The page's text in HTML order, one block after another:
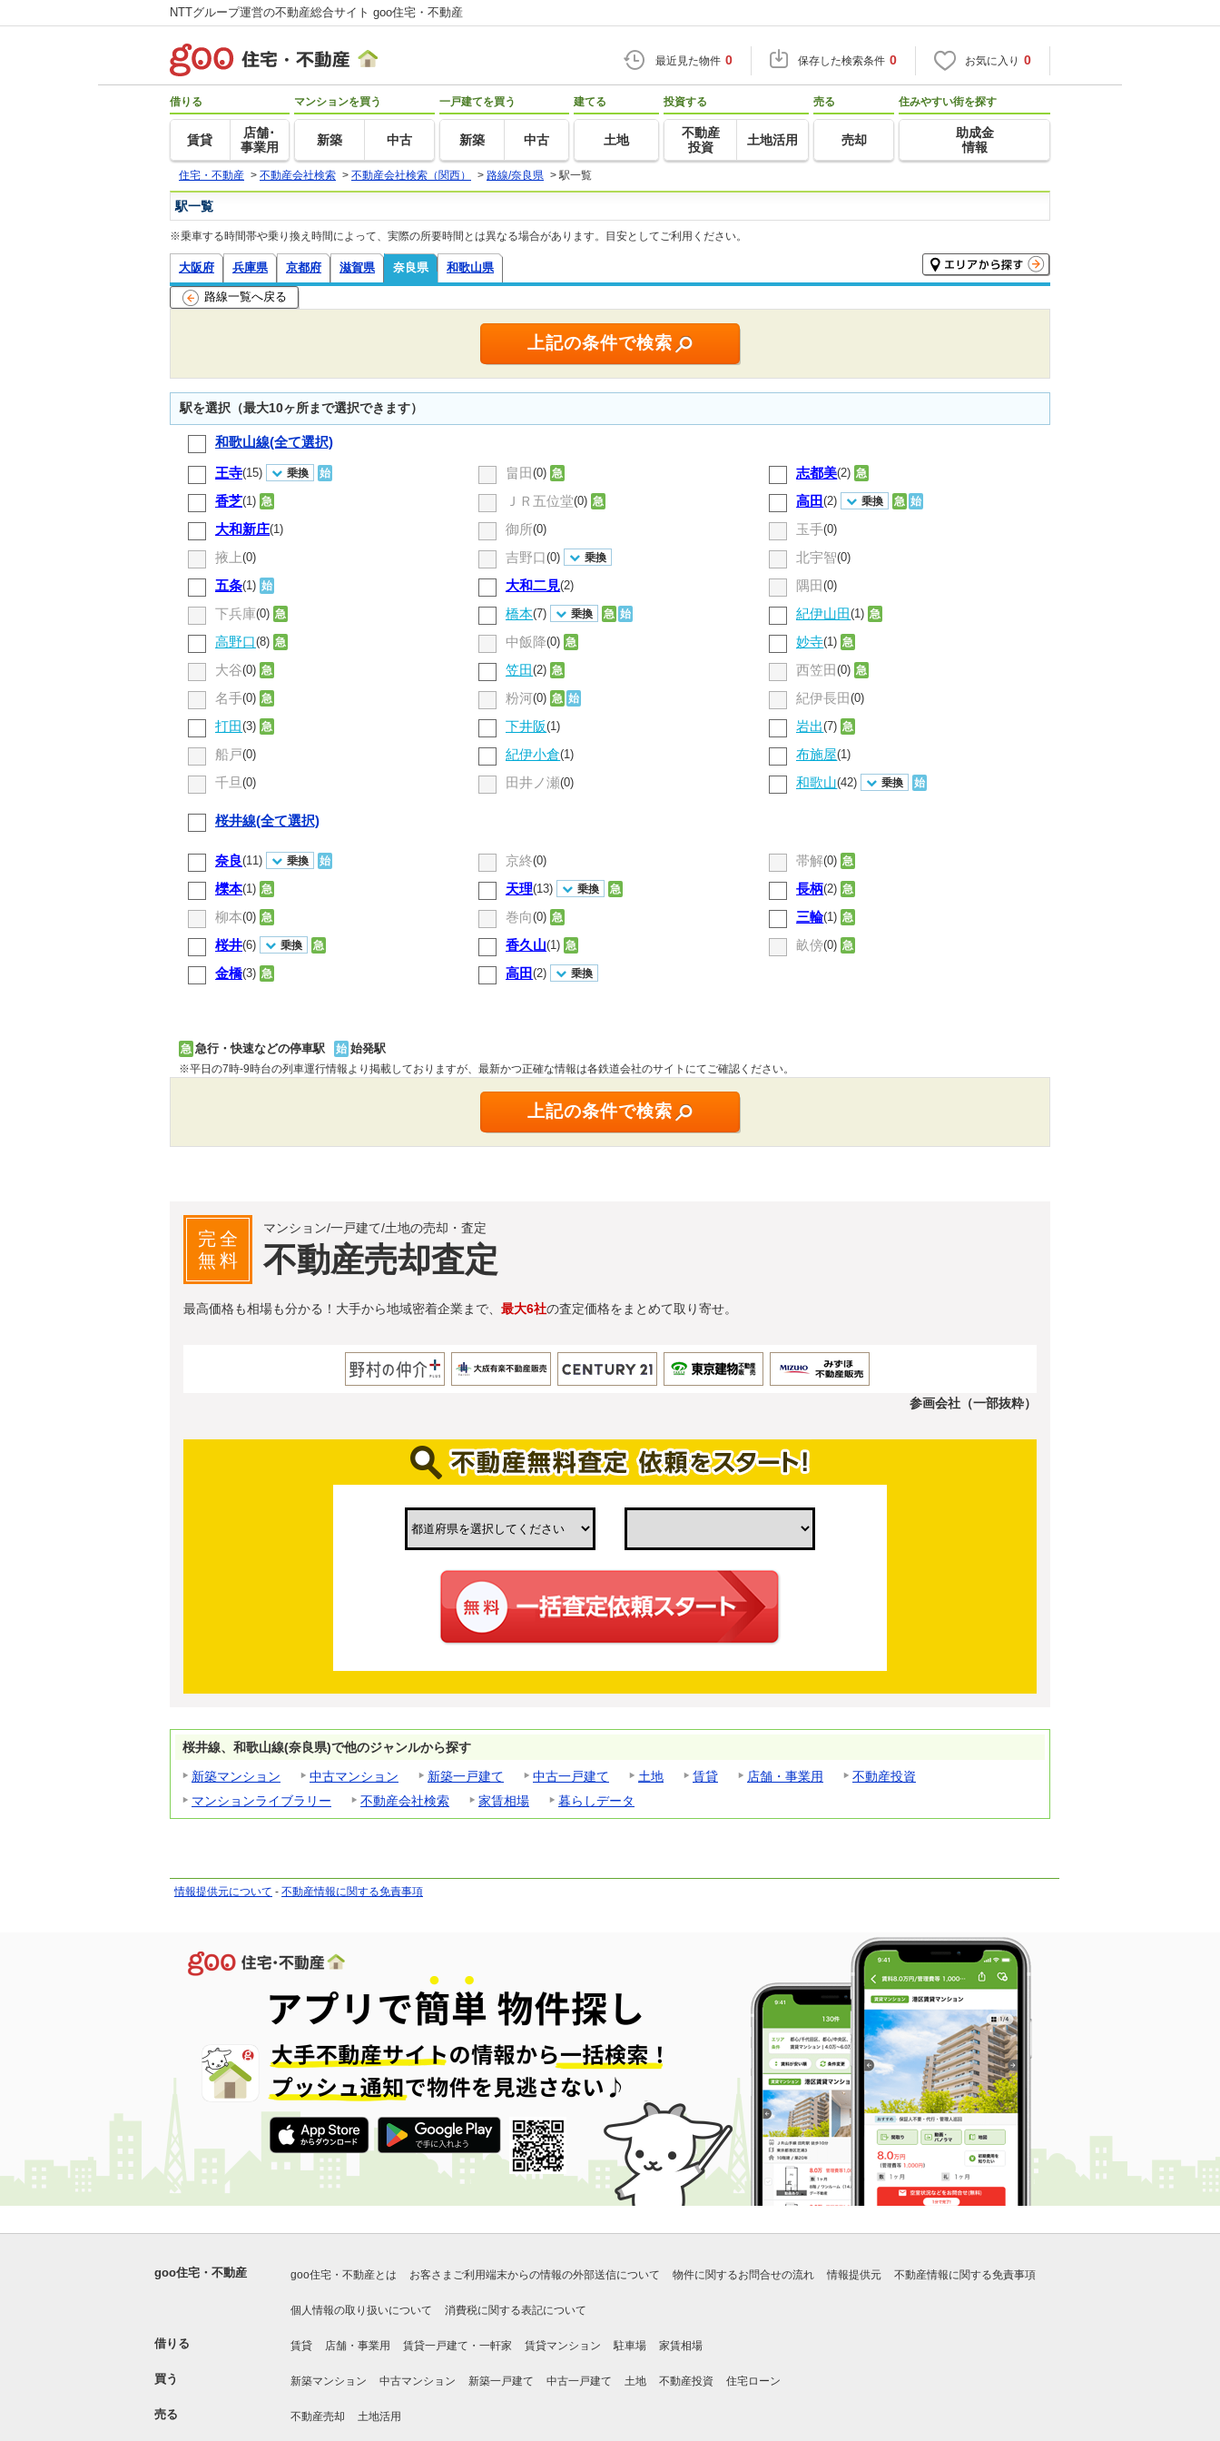
NTTグループ運営の不動産総合サイト goo住宅・不動産
最近見た物件 0 保存した検索条件 0 お気に入り 0
借りる
賃貸
店舗･
事業用
マンションを買う
新築 中古
一戸建てを買う
新築 中古
建てる
土地
投資する
不動産
投資
土地活用
売る
売却
住みやすい街を探す
助成金
情報
住宅・不動産 > 不動産会社検索 > 不動産会社検索（関西） > 路線/奈良県 > 駅一覧
駅一覧
※乗車する時間帯や乗り換え時間によって、実際の所要時間とは異なる場合があります。目安としてご利用ください。
大阪府 兵庫県 京都府 滋賀県 奈良県 和歌山県
路線一覧へ戻る
駅を選択（最大10ヶ所まで選択できます）
和歌山線(全て選択)
王寺(15) 乗換 始 畠田(0) 急 志都美(2) 急
香芝(1) 急 ＪＲ五位堂(0) 急 高田(2) 乗換 急 始
大和新庄(1) 御所(0) 玉手(0)
掖上(0) 吉野口(0) 乗換 北宇智(0)
五条(1) 始 大和二見(2) 隅田(0)
下兵庫(0) 急 橋本(7) 乗換 急 始 紀伊山田(1) 急
高野口(8) 急 中飯降(0) 急 妙寺(1) 急
大谷(0) 急 笠田(2) 急 西笠田(0) 急
名手(0) 急 粉河(0) 急 始 紀伊長田(0)
打田(3) 急 下井阪(1) 岩出(7) 急
船戸(0) 紀伊小倉(1) 布施屋(1)
千旦 (0) 田井ノ瀬(0) 和歌山(42) 乗換 始
桜井線(全て選択)
奈良(11) 乗換 始 京終(0) 帯解(0) 急
櫟本(1) 急 天理(13) 乗換 急 長柄(2) 急
柳本(0) 急 巻向(0) 急 三輪(1) 急
桜井(6) 乗換 急 香久山(1) 急 畝傍(0) 急
金橋(3) 急 高田(2) 乗換
急 急行・快速などの停車駅 始 始発駅
※平日の7時-9時台の列車運行情報より掲載しておりますが、最新かつ正確な情報は各鉄道会社のサイトにてご確認ください。
完全
無料
マンション/一戸建て/土地の売却・査定
不動産売却査定
最高価格も相場も分かる！大手から地域密着企業まで、 最大6社の査定価格をまとめて取り寄せ。
参画会社（一部抜粋）
桜井線、和歌山線(奈良県)で他のジャンルから探す
新築マンション
中古マンション 新築一戸建て 中古一戸建て 土地 賃貸 店舗・事業用
不動産投資
マンションライブラリー
不動産会社検索 家賃相場 暮らしデータ
情報提供元について - 不動産情報に関する免責事項
goo住宅・不動産 goo住宅・不動産とは お客さまご利用端末からの情報の外部送信について 物件に関するお問合せの流れ 情報提供元 不動産情報に関する免責事項
個人情報の取り扱いについて 消費税に関する表記について
借りる 賃貸 店舗・事業用 賃貸一戸建て・一軒家 賃貸マンション 駐車場 家賃相場
買う 新築マンション 中古マンション 新築一戸建て 中古一戸建て 土地 不動産投資 住宅ローン
売る 不動産売却 土地活用